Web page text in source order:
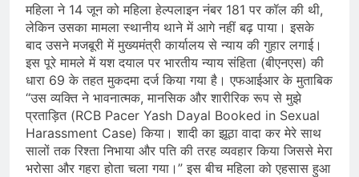
महिला ने 14 जून को महिला हेल्पलाइन नंबर 181 पर कॉल की थी,
लेकिन उसका मामला स्थानीय थाने में आगे नहीं बढ़ पाया। इसके
बाद उसने मजबूरी में मुख्यमंत्री कार्यालय से न्याय की गुहार लगाई।
इस पूरे मामले में यश दयाल पर भारतीय न्याय संहिता (बीएनएस) की
धारा 69 के तहत मुकदमा दर्ज किया गया है। एफआईआर के मुताबिक
“उस व्यक्ति ने भावनात्मक, मानसिक और शारीरिक रूप से मुझे
प्रताड़ित (RCB Pacer Yash Dayal Booked in Sexual
Harassment Case) किया। शादी का झूठा वादा कर मेरे साथ
सालों तक रिश्ता निभाया और पति की तरह व्यवहार किया जिससे मेरा
भरोसा और गहरा होता चला गया।” इस बीच महिला को एहसास हुआ